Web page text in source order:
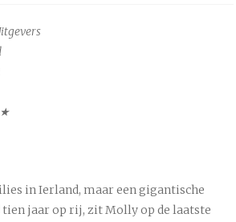
in Ierland, maar een gigantische
jaar op rij, zit Molly op de laatste